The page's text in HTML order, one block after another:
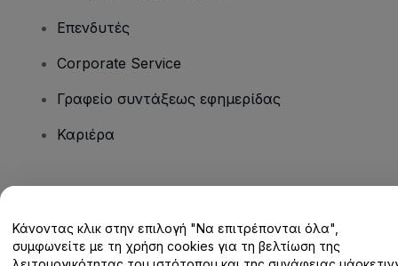
Επενδυτές
Corporate Service
Γραφείο συντάξεως εφημερίδας
Καριέρα
Κέντρο βοήθειας / Επικοινωνήστε μαζί μας
Κάνοντας κλικ στην επιλογή "Να επιτρέπονται όλα",
συμφωνείτε με τη χρήση cookies για τη βελτίωση της